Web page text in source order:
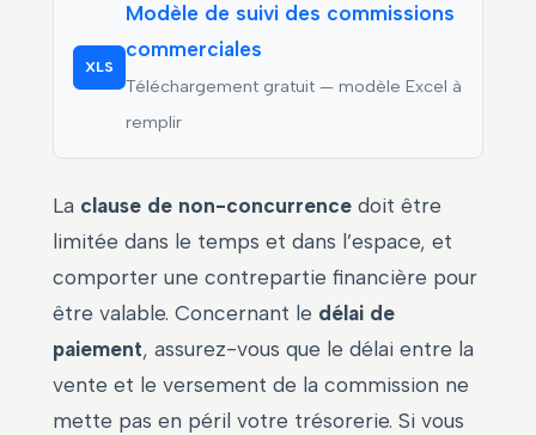
XLS
Modèle de suivi des commissions
commerciales
Téléchargement gratuit — modèle Excel à
remplir
La clause de non-concurrence doit être
limitée dans le temps et dans l’espace, et
comporter une contrepartie financière pour
être valable. Concernant le délai de
paiement, assurez-vous que le délai entre la
vente et le versement de la commission ne
mette pas en péril votre trésorerie. Si vous